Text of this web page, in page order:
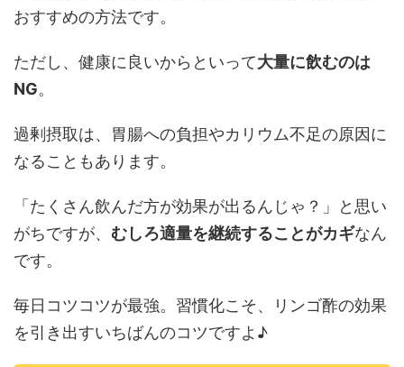
おすすめの方法です。
ただし、健康に良いからといって大量に飲むのは
NG。
過剰摂取は、胃腸への負担やカリウム不足の原因に
なることもあります。
「たくさん飲んだ方が効果が出るんじゃ？」と思い
がちですが、 むしろ適量を継続することがカギなん
です。
毎日コツコツが最強。習慣化こそ、リンゴ酢の効果
を引き出すいちばんのコツですよ♪